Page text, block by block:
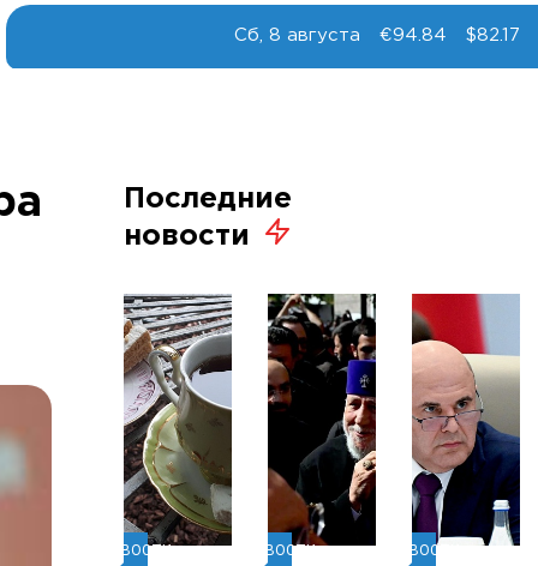
Сб, 8 августа €94.84 $82.17
Последние
новости
НОВОСТИ НОВОСТИ НОВОСТИ